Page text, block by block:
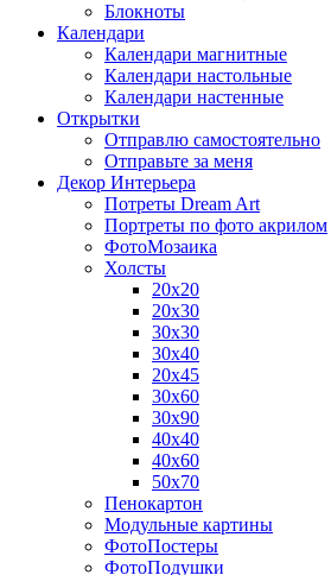
Блокноты
Календари
Календари магнитные
Календари настольные
Календари настенные
Открытки
Отправлю самостоятельно
Отправьте за меня
Декор Интерьера
Потреты Dream Art
Портреты по фото акрилом
ФотоМозаика
Холсты
20х20
20х30
30х30
30х40
20х45
30х60
30х90
40х40
40х60
50х70
Пенокартон
Модульные картины
ФотоПостеры
ФотоПодушки